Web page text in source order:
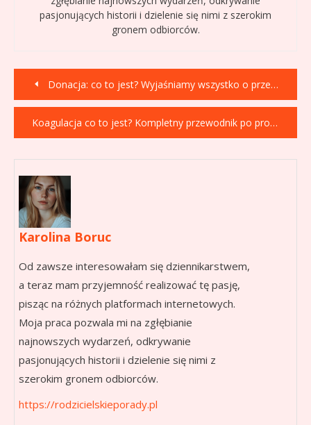
pasjonujących historii i dzielenie się nimi z szerokim
gronem odbiorców.
Nawigacja
wpisu
Donacja: co to jest? Wyjaśniamy wszystko o przekazywaniu ciała
Koagulacja co to jest? Kompletny przewodnik po procesie
Karolina Boruc
Od zawsze interesowałam się dziennikarstwem,
a teraz mam przyjemność realizować tę pasję,
pisząc na różnych platformach internetowych.
Moja praca pozwala mi na zgłębianie
najnowszych wydarzeń, odkrywanie
pasjonujących historii i dzielenie się nimi z
szerokim gronem odbiorców.
https://rodzicielskieporady.pl